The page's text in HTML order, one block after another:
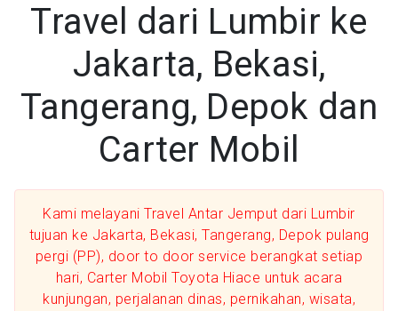
Travel dari Lumbir ke
Jakarta, Bekasi,
Tangerang, Depok dan
Carter Mobil
Kami melayani Travel Antar Jemput dari Lumbir
tujuan ke Jakarta, Bekasi, Tangerang, Depok pulang
pergi (PP), door to door service berangkat setiap
hari, Carter Mobil Toyota Hiace untuk acara
kunjungan, perjalanan dinas, pernikahan, wisata,